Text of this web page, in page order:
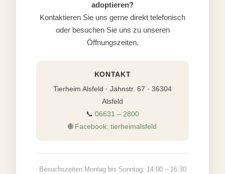
adoptieren?
Kontaktieren Sie uns gerne direkt telefonisch
oder besuchen Sie uns zu unseren
Öffnungszeiten.
KONTAKT
Tierheim Alsfeld · Jahnstr. 67 · 36304
Alsfeld
📞 06631 – 2800
🌐 Facebook: tierheimalsfeld
Besuchszeiten Montag bis Sonntag: 14:00 – 16:30